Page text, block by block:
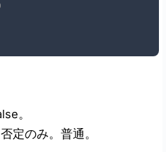
。
定のみ。普通。